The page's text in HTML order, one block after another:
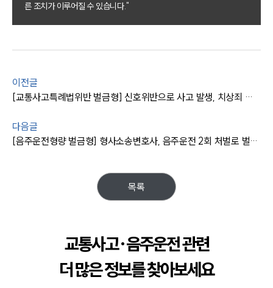
고객의 소리
통합검색
주요 업무사례
사례분석/최신동향
법률정보
업무분야
른 조치가 이루어질 수 있습니다."
이전글
[교통사고특례법위반 벌금형] 신호위반으로 사고 발생, 치상죄 벌금형 방어 성공
다음글
[음주운전형량 벌금형] 형사소송변호사, 음주운전 2회 처벌로 벌금형 처분받게 함
목록
교통사고·음주운전 관련
더 많은 정보를 찾아보세요